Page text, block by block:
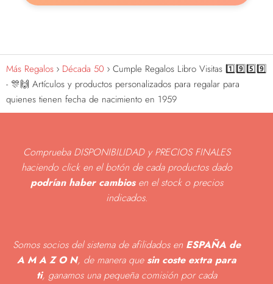
Más Regalos Década 50
Cumple Regalos Libro Visitas 1️⃣9️⃣5️⃣9️⃣
- 🎊🙌 Artículos y productos personalizados para regalar para
quienes tienen fecha de nacimiento en 1959
Comprueba DISPONIBILIDAD y PRECIOS FINALES
haciendo click en el botón de cada productos dado
podrían haber cambiosen el stock o precios
indicados.
Somos socios del sistema de afilidados en ESPAÑA de
A M A Z O N, de manera que sin coste extra para
ti, ganamos una pequeña comisión por cada